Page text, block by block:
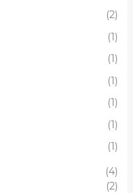
(2)
(1)
(1)
(1)
(1)
(1)
(1)
(4)
(2)